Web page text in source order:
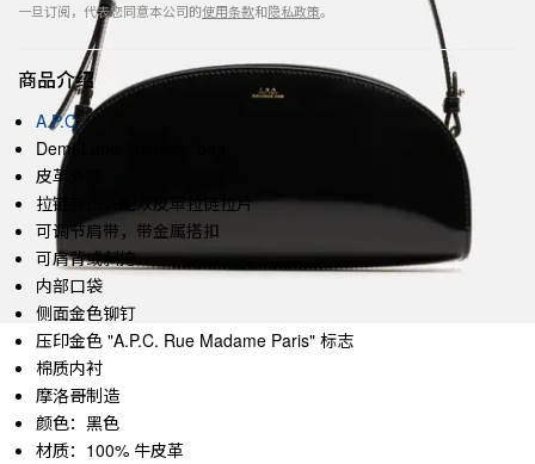
一旦订阅，代表您同意本公司的使用条款和隐私政策。
商品介绍
A.P.C.
Demi-Lune Shoulder bag
皮革外层
拉链封口，配双皮革拉链拉片
可调节肩带，带金属搭扣
可肩背或斜挎
内部口袋
侧面金色铆钉
压印金色 "A.P.C. Rue Madame Paris" 标志
棉质内衬
摩洛哥制造
颜色：黑色
材质：100% 牛皮革